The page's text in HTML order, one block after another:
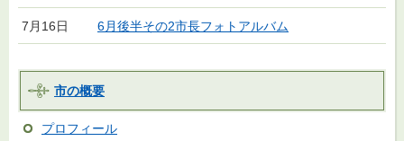
7月16日 6月後半その2市長フォトアルバム
市の概要
プロフィール